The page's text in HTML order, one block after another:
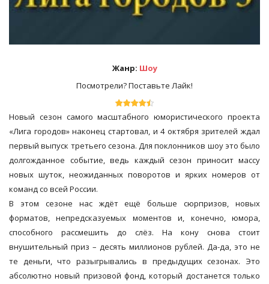
Жанр: Шоу
Посмотрели? Поставьте Лайк!
Новый сезон самого масштабного юмористического проекта
«Лига городов» наконец стартовал, и 4 октября зрителей ждал
первый выпуск третьего сезона. Для поклонников шоу это было
долгожданное событие, ведь каждый сезон приносит массу
новых шуток, неожиданных поворотов и ярких номеров от
команд со всей России.
В этом сезоне нас ждёт ещё больше сюрпризов, новых
форматов, непредсказуемых моментов и, конечно, юмора,
способного рассмешить до слёз. На кону снова стоит
внушительный приз – десять миллионов рублей. Да-да, это не
те деньги, что разыгрывались в предыдущих сезонах. Это
абсолютно новый призовой фонд, который достанется только